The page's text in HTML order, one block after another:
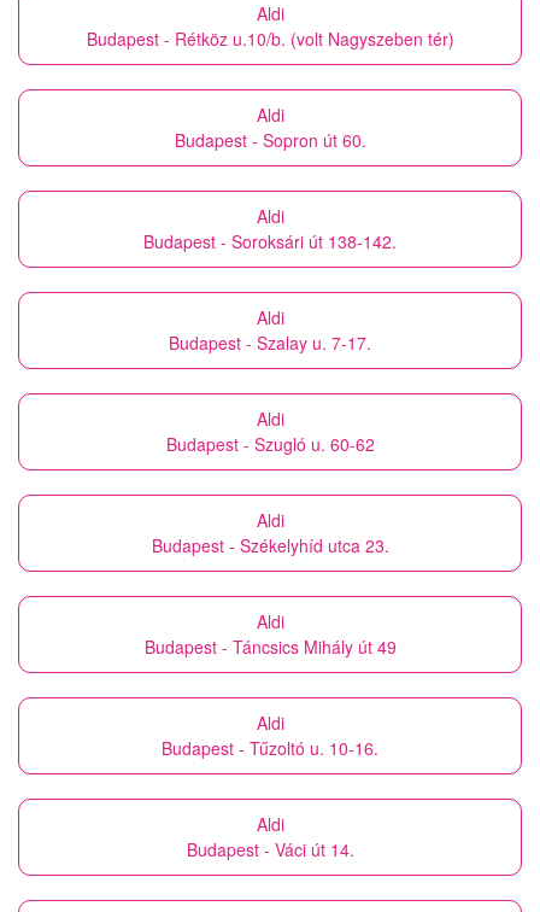
Aldi
Budapest - Rétköz u.10/b. (volt Nagyszeben tér)
Aldi
Budapest - Sopron út 60.
Aldi
Budapest - Soroksári út 138-142.
Aldi
Budapest - Szalay u. 7-17.
Aldi
Budapest - Szugló u. 60-62
Aldi
Budapest - Székelyhíd utca 23.
Aldi
Budapest - Táncsics Mihály út 49
Aldi
Budapest - Tűzoltó u. 10-16.
Aldi
Budapest - Váci út 14.